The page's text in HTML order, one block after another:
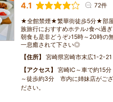
4.1 72件
★全館禁煙★繁華街徒歩5分★部
族旅行におすすめホテル♪食べ過
朝食も是非どうぞ♪15時～20時の
一息癒されて下さい◎
住所
宮崎県宮崎市末広1-2-21
アクセス
宮崎IC～車で約15
～徒歩約3分 市内に姉妹店がご
ださい。